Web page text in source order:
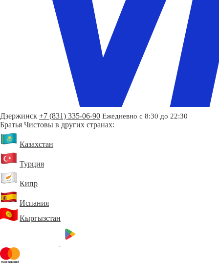
Дзержинск +7 (831) 335-06-90 Ежедневно с 8:30 до 22:30
Братья Чистовы в других странах:
Казахстан
Турция
Кипр
Испания
Кыргызстан